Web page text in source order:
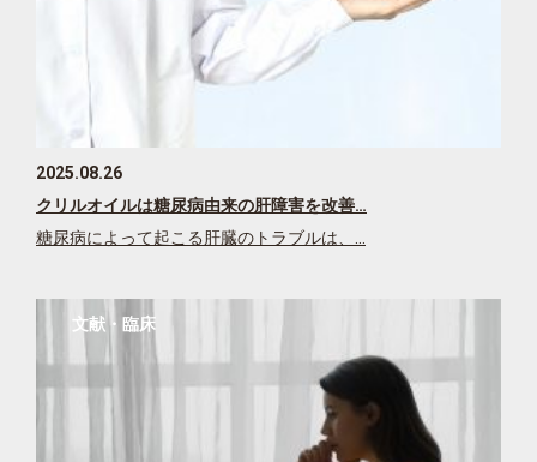
2025.08.26
クリルオイルは糖尿病由来の肝障害を改善…
糖尿病によって起こる肝臓のトラブルは、…
文献・臨床